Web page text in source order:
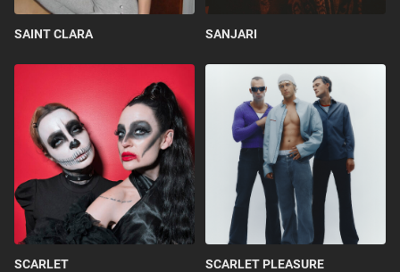
SAINT CLARA SANJARI
SCARLET SCARLET PLEASURE